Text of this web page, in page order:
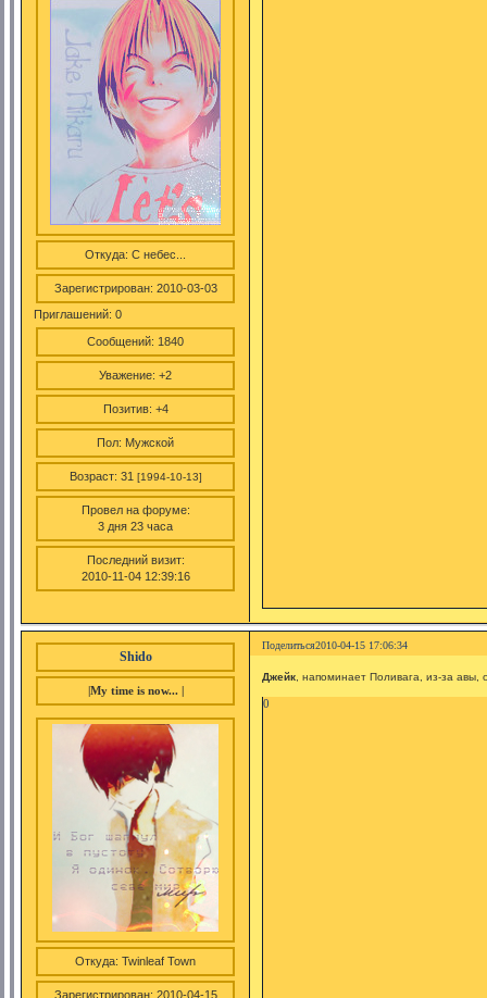
Откуда: С небес...
Зарегистрирован: 2010-03-03
Приглашений: 0
Сообщений: 1840
Уважение: +2
Позитив: +4
Пол: Мужской
Возраст: 31 [1994-10-13]
Провел на форуме:
3 дня 23 часа
Последний визит:
2010-11-04 12:39:16
Поделиться2010-04-15 17:06:34
Shido
|My time is now... |
Откуда: Twinleaf Town
Зарегистрирован: 2010-04-15
Джейк , напоминает Поливага, из-за
0